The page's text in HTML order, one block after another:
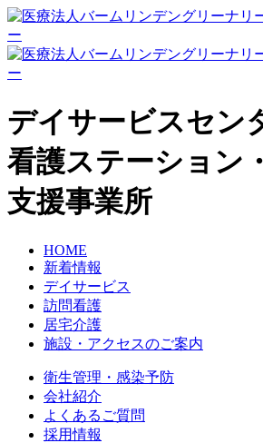
デイサービスセン
看護ステーション
支援事業所
HOME
新着情報
デイサービス
訪問看護
居宅介護
施設・アクセスのご案内
衛生管理・感染予防
会社紹介
よくあるご質問
採用情報